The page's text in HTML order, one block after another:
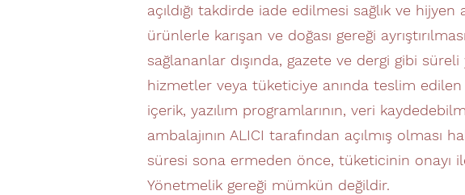
açıldığı takdirde iade edilmesi sağlık ve
ürünlerle karışan ve doğası gereği
sağlananlar dışında, gazete ve dergi gibi
hizmetler veya tüketiciye anında teslim
içerik, yazılım programlarının, veri
ambalajının ALICI tarafından açılmış olması
süresi sona ermeden önce, tüketicinin onayı
Yönetmelik gereği mümkün değildir.